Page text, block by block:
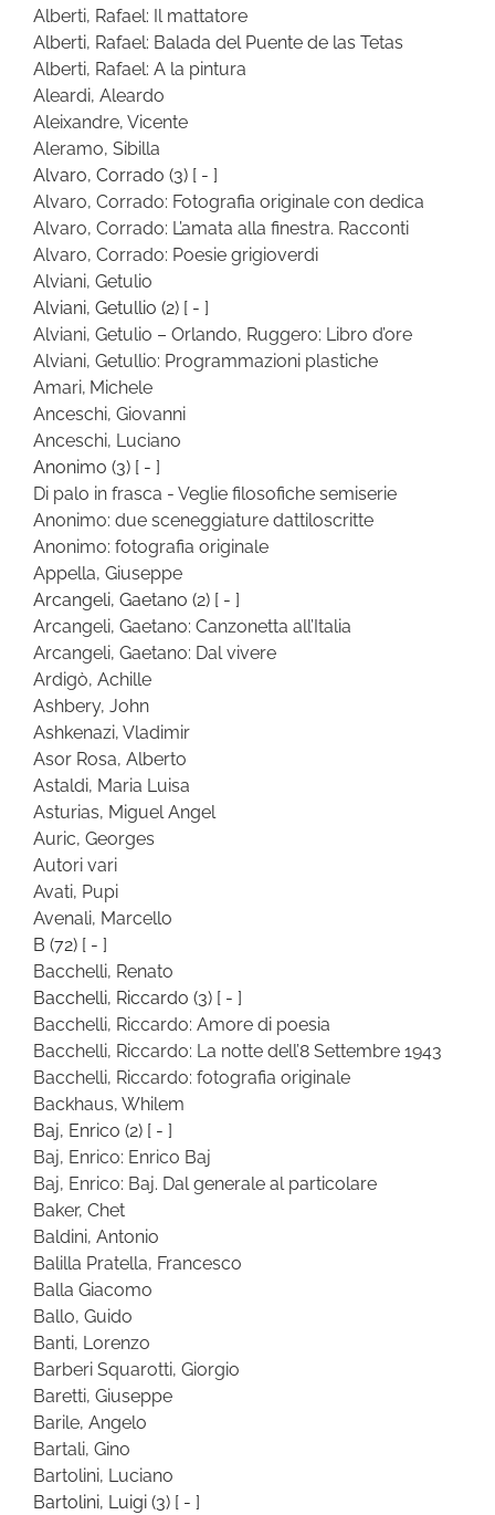
Alberti, Rafael: Il mattatore
Alberti, Rafael: Balada del Puente de las Tetas
Alberti, Rafael: A la pintura
Aleardi, Aleardo
Aleixandre, Vicente
Aleramo, Sibilla
Alvaro, Corrado (3) [ - ]
Alvaro, Corrado: Fotografia originale con dedica
Alvaro, Corrado: L’amata alla finestra. Racconti
Alvaro, Corrado: Poesie grigioverdi
Alviani, Getulio
Alviani, Getullio (2) [ - ]
Alviani, Getulio – Orlando, Ruggero: Libro d’ore
Alviani, Getullio: Programmazioni plastiche
Amari, Michele
Anceschi, Giovanni
Anceschi, Luciano
Anonimo (3) [ - ]
Di palo in frasca - Veglie filosofiche semiserie
Anonimo: due sceneggiature dattiloscritte
Anonimo: fotografia originale
Appella, Giuseppe
Arcangeli, Gaetano (2) [ - ]
Arcangeli, Gaetano: Canzonetta all’Italia
Arcangeli, Gaetano: Dal vivere
Ardigò, Achille
Ashbery, John
Ashkenazi, Vladimir
Asor Rosa, Alberto
Astaldi, Maria Luisa
Asturias, Miguel Angel
Auric, Georges
Autori vari
Avati, Pupi
Avenali, Marcello
B (72) [ - ]
Bacchelli, Renato
Bacchelli, Riccardo (3) [ - ]
Bacchelli, Riccardo: Amore di poesia
Bacchelli, Riccardo: La notte dell’8 Settembre 1943
Bacchelli, Riccardo: fotografia originale
Backhaus, Whilem
Baj, Enrico (2) [ - ]
Baj, Enrico: Enrico Baj
Baj, Enrico: Baj. Dal generale al particolare
Baker, Chet
Baldini, Antonio
Balilla Pratella, Francesco
Balla Giacomo
Ballo, Guido
Banti, Lorenzo
Barberi Squarotti, Giorgio
Baretti, Giuseppe
Barile, Angelo
Bartali, Gino
Bartolini, Luciano
Bartolini, Luigi (3) [ - ]